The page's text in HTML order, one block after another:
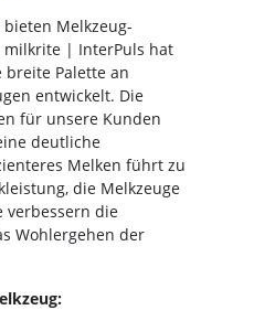
Melkzeug-
milkrite | InterPuls hat
breite Palette an
entwickelt. Die
für unsere Kunden
deutliche
Melken führt zu
die Melkzeuge
verbessern die
Wohlergehen der